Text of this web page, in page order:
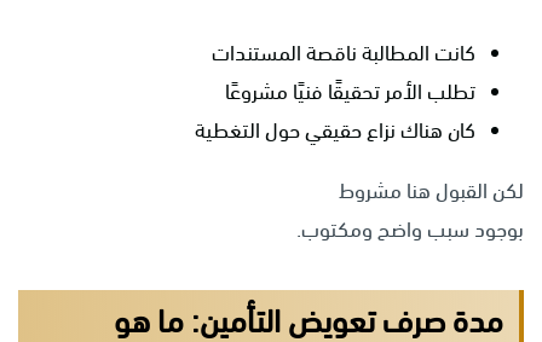
كانت المطالبة ناقصة المستندات
تطلب الأمر تحقيقًا فنيًا مشروعًا
كان هناك نزاع حقيقي حول التغطية
لكن القبول هنا مشروط
بوجود سبب واضح ومكتوب.
مدة صرف تعويض التأمين: ما هو